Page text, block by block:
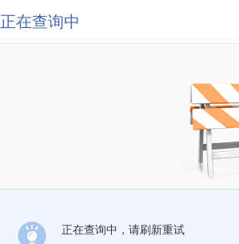
正在查询中
正在查询中，请刷新重试